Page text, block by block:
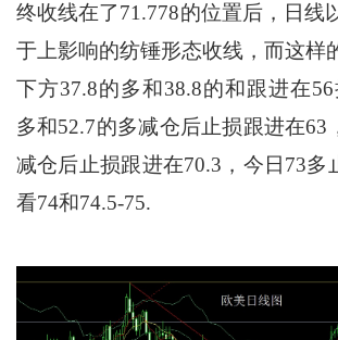
终收线在了71.778的位置后，日线
于上影响的纺锤形态收线，而这样
下方37.8的多和38.8的和跟进在
多和52.7的多减仓后止损跟进在63
减仓后止损跟进在70.3，今日73多
看74和74.5-75.